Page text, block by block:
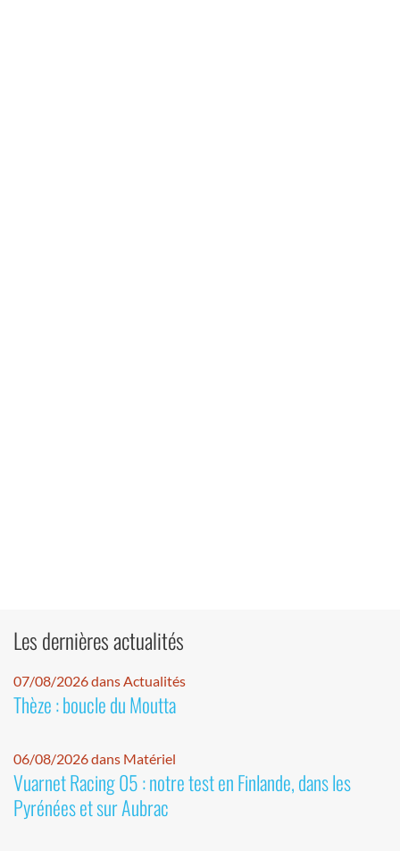
Les dernières actualités
07/08/2026 dans Actualités
Thèze : boucle du Moutta
06/08/2026 dans Matériel
Vuarnet Racing 05 : notre test en Finlande, dans les
Pyrénées et sur Aubrac